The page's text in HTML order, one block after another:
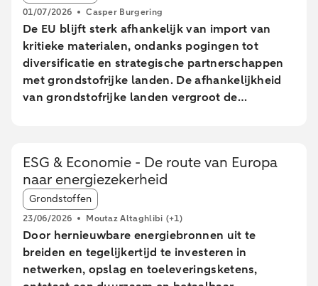
01/07/2026 Casper Burgering
De EU blijft sterk afhankelijk van import van
kritieke materialen, ondanks pogingen tot
diversificatie en strategische partnerschappen
met grondstofrijke landen. De afhankelijkheid
van grondstofrijke landen vergroot de
maar lange doorlooptijden en hoge kosten
maken het behalen van deze doelen onzeker.
Nederland speelt een centrale rol in de EU-
handel van kritieke grondstoffen, vooral door
de doorvoer via havens, zonder grote
toegevoegde waarde. De EU kampt met
technologische en economische uitdagingen
ESG & Economie - De route van Europa
naar energiezekerheid
Article tags:
Grondstoffen
23/06/2026 Moutaz Altaghlibi (+1)
Door hernieuwbare energiebronnen uit te
breiden en tegelijkertijd te investeren in
netwerken, opslag en toeleveringsketens,